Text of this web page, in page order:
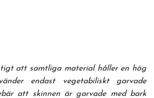
att samtliga material håller en hög
endast vegetabiliskt garvade
att skinnen är garvade med bark